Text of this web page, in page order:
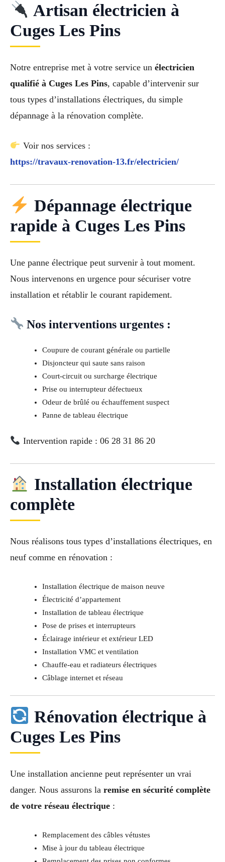
Artisan électricien à
Cuges Les Pins
Notre entreprise met à votre service un électricien
qualifié à Cuges Les Pins, capable d’intervenir sur
tous types d’installations électriques, du simple
dépannage à la rénovation complète.
Voir nos services :
https://travaux-renovation-13.fr/electricien/
Dépannage électrique
rapide à Cuges Les Pins
Une panne électrique peut survenir à tout moment.
Nous intervenons en urgence pour sécuriser votre
installation et rétablir le courant rapidement.
Nos interventions urgentes :
Coupure de courant générale ou partielle
Disjoncteur qui saute sans raison
Court-circuit ou surcharge électrique
Prise ou interrupteur défectueux
Odeur de brûlé ou échauffement suspect
Panne de tableau électrique
Intervention rapide : 06 28 31 86 20
Installation électrique
complète
Nous réalisons tous types d’installations électriques, en
neuf comme en rénovation :
Installation électrique de maison neuve
Électricité d’appartement
Installation de tableau électrique
Pose de prises et interrupteurs
Éclairage intérieur et extérieur LED
Installation VMC et ventilation
Chauffe-eau et radiateurs électriques
Câblage internet et réseau
Rénovation électrique à
Cuges Les Pins
Une installation ancienne peut représenter un vrai
danger. Nous assurons la remise en sécurité complète
de votre réseau électrique :
Remplacement des câbles vétustes
Mise à jour du tableau électrique